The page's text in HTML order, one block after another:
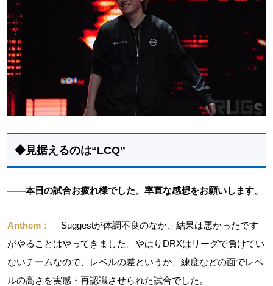
◆見据えるのは“LCQ”
――本日の試合お疲れ様でした。率直な感想をお願いします。
Anthem：
Suggestが体調不良のなか、結果は悪かったです
がやることはやってきました。やはりDRXはリーグで負けてい
ないチームなので、レベルの差というか、練度などの面でレベ
ルの高さを実感・再認識させられた試合でした。